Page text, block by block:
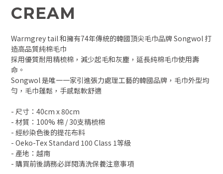
CREAM
Warmgrey tail 和擁有74年傳統的韓國頂尖毛巾品牌 Songwol 打
造高品質純棉毛巾
採用優質耐用精梳棉，減少起毛和灰塵，延長純棉毛巾使用壽
命。
Songwol 是唯一一家引進張力處理工藝的韓國品牌，毛巾外型均
勻，毛巾蓬鬆，手感鬆軟舒適
- 尺寸：40cm x 80cm
- 材質：100% 棉 / 30支精梳棉
- 經紗染色後的提花布料
- Oeko-Tex Standard 100 Class 1等級
- 產地：越南
- 購買前後請務必詳閱清洗保養注意事項